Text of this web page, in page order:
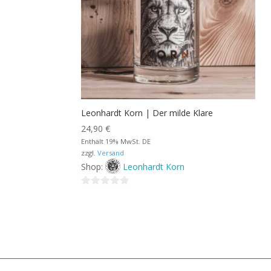
Leonhardt Korn | Der milde Klare
24,90€
Enthält 19% MwSt. DE
zzgl.Versand
Shop: Leonhardt Korn